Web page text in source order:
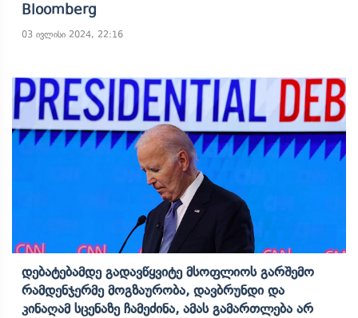
Bloomberg
03 ივლისი 2024, 22:16
Დებატებამდე Გადავწყვიტე Მსოფლიოს Გარშემო
Რამდენჯერმე Მოგზაურობა, Დავბრუნდი Და
Კინაღამ Სცენაზე Ჩამეძინა, Ამას Გამართლება Არ